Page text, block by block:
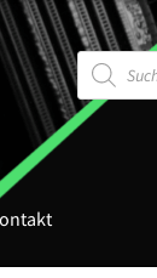
Products
search